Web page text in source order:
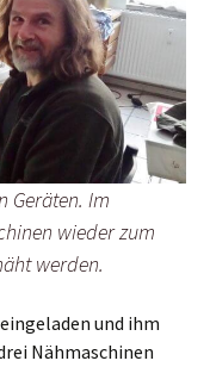
Geräten. Im
wieder zum
werden.
und ihm
Nähmaschinen